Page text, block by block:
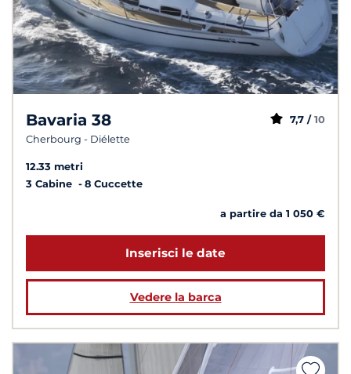
Bavaria 38
Cherbourg - Diélette
7,7 / 10
12.33 metri
3 Cabine
8 Cuccette
a partire da 1 050 €
Inserisci le date
Vedere la barca